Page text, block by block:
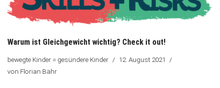
Warum ist Gleichgewicht wichtig? Check it out!
bewegte Kinder = gesündere Kinder
12. August 2021
von Florian Bähr